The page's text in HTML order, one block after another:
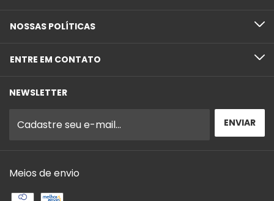
NOSSAS POLÍTICAS
ENTRE EM CONTATO
NEWSLETTER
Meios de envio